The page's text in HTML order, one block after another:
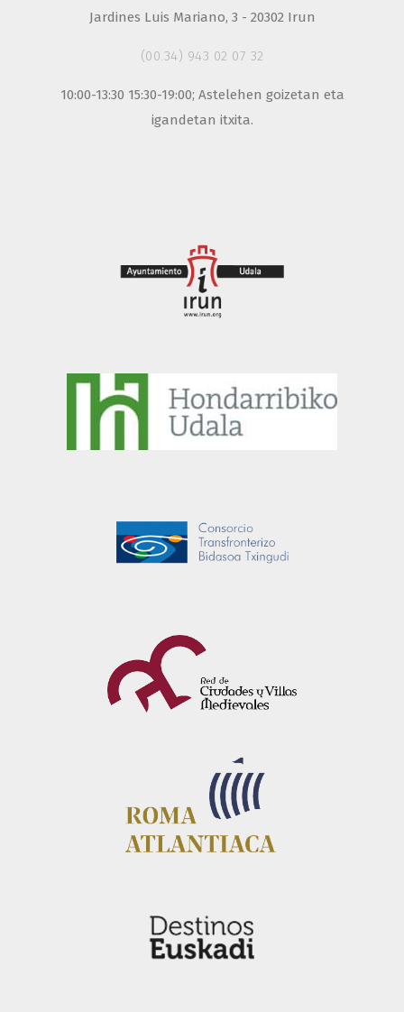
Jardines Luis Mariano, 3 - 20302 Irun
(00.34) 943 02 07 32
10:00-13:30 15:30-19:00; Astelehen goizetan eta
igandetan itxita.